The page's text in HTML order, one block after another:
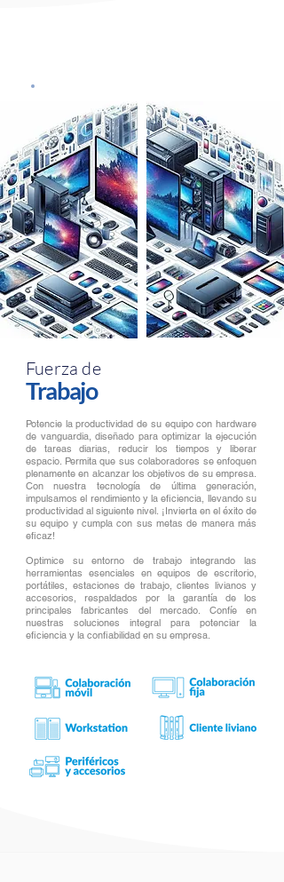
Fuerza de
Trabajo
Potencie la productividad de su equipo con hardware
de vanguardia, diseñado para optimizar la ejecución
de tareas diarias, reducir los tiempos y liberar
espacio. Permita que sus colaboradores se enfoquen
plenamente en alcanzar los objetivos de su empresa.
Con nuestra tecnología de última generación,
impulsamos el rendimiento y la eficiencia, llevando su
productividad al siguiente nivel. ¡Invierta en el éxito de
su equipo y cumpla con sus metas de manera más
eficaz!
Optimice su entorno de trabajo integrando las
herramientas esenciales en equipos de escritorio,
portátiles, estaciones de trabajo, clientes livianos y
accesorios, respaldados por la garantía de los
principales fabricantes del mercado. Confíe en
nuestras soluciones integral para potenciar la
eficiencia y la confiabilidad en su empresa.